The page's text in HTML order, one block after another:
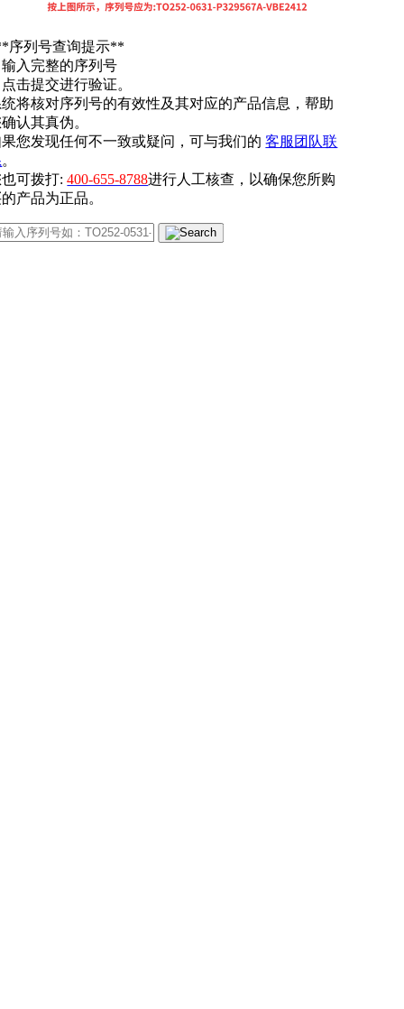
序列号查询提示**
输入完整的序列号
点击提交进行验证。
将核对序列号的有效性及其对应的产品信息，帮助
认其真伪。
您发现任何不一致或疑问，可与我们的客服团队联
。
也可拨打:400-655-8788进行人工核查，以确保您所购
产品为正品。